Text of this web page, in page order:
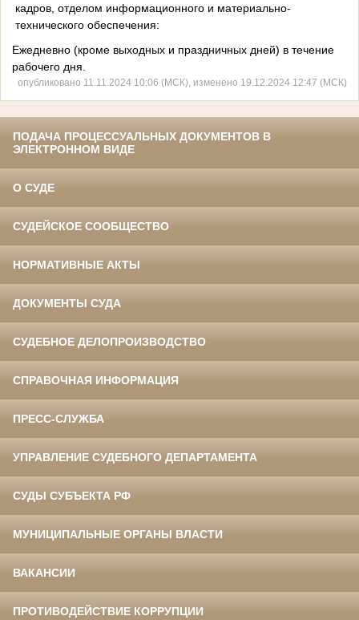
кадров, отделом информационного и материально-
технического обеспечения:
Ежедневно (кроме выходных и праздничных дней) в течение
рабочего дня.
опубликовано 11.11.2024 10:06 (МСК), изменено 19.12.2024 12:47 (МСК)
ПОДАЧА ПРОЦЕССУАЛЬНЫХ ДОКУМЕНТОВ В
ЭЛЕКТРОННОМ ВИДЕ
О СУДЕ
СУДЕЙСКОЕ СООБЩЕСТВО
НОРМАТИВНЫЕ АКТЫ
ДОКУМЕНТЫ СУДА
СУДЕБНОЕ ДЕЛОПРОИЗВОДСТВО
СПРАВОЧНАЯ ИНФОРМАЦИЯ
ПРЕСС-СЛУЖБА
УПРАВЛЕНИЕ СУДЕБНОГО ДЕПАРТАМЕНТА
СУДЫ СУБЪЕКТА РФ
МУНИЦИПАЛЬНЫЕ ОРГАНЫ ВЛАСТИ
ВАКАНСИИ
ПРОТИВОДЕЙСТВИЕ КОРРУПЦИИ